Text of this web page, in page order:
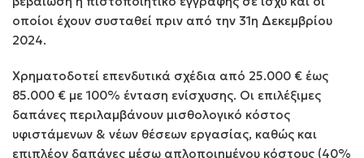
οποίοι έχουν συσταθεί πριν από την 31η Δεκεμβρίου
2024.
Χρηματοδοτεί επενδυτικά σχέδια από 25.000 € έως
85.000 € με 100% ένταση ενίσχυσης. Οι επιλέξιμες
δαπάνες περιλαμβάνουν μισθολογικό κόστος
υφιστάμενων & νέων θέσεων εργασίας, καθώς και
επιπλέον δαπάνες μέσω απλοποιημένου κόστους (40%